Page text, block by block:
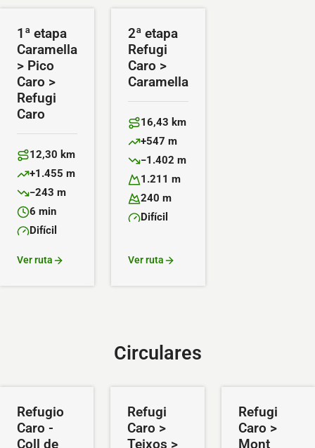
1ª etapa
Caramella
> Pico
Caro >
Refugi
Caro
Distancia:
12,30 km
Desnivel positivo:
+1.455 m
Desnivel negativo:
−243 m
Duración:
6 min
Dificultad:
Difícil
Ver ruta
2ª etapa
Refugi
Caro >
Caramella
Distancia:
16,43 km
Desnivel positivo:
+547 m
Desnivel negativo:
−1.402 m
Altitud máxima:
1.211 m
Altitud mínima:
240 m
Dificultad:
Difícil
Ver ruta
Circulares
Refugio
Caro -
Coll de
Refugi
Caro >
Teixos >
Refugi
Caro >
Mont